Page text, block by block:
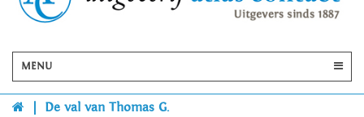
MENU
De val van Thomas G.